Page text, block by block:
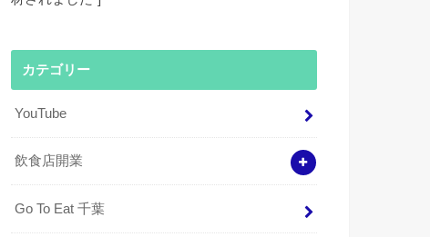
カテゴリー
YouTube
飲食店開業
Go To Eat 千葉